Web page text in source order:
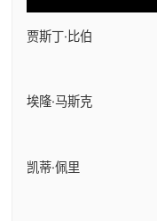
贾斯丁·比伯
埃隆·马斯克
凯蒂·佩里